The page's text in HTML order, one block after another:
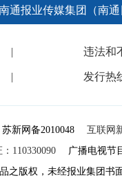
通报业传媒集团（南通
| 违法和
| 发行热
新网备2010048 互联网
110330090
广播电视节
之版权，未经报业集团书